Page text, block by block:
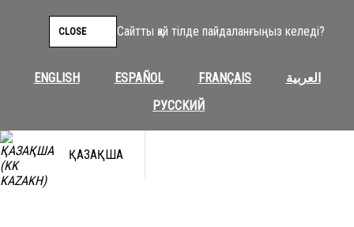
Сайтты қай тілде пайдаланғыңыз келеді?
ENGLISH ESPAÑOL FRANÇAIS
العربية
РУССКИЙ
CLOSE
ҚАЗАҚША